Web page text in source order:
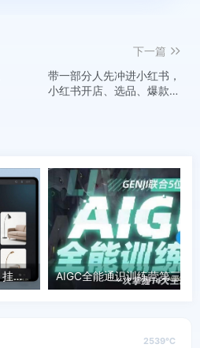
下一篇
​​带一部分人先冲进小红书，
小红书开店、选品、爆款裂
AI电商出图，0基础可学，挂着跑每日3000图
2539℃